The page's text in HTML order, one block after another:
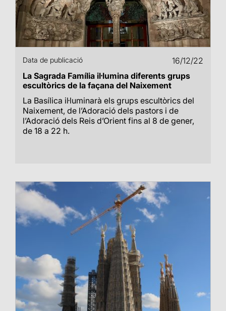
Data de publicació
16/12/22
La Sagrada Família il·lumina diferents grups
escultòrics de la façana del Naixement
La Basílica il·luminarà els grups escultòrics del
Naixement, de l’Adoració dels pastors i de
l’Adoració dels Reis d’Orient fins al 8 de gener,
de 18 a 22 h.